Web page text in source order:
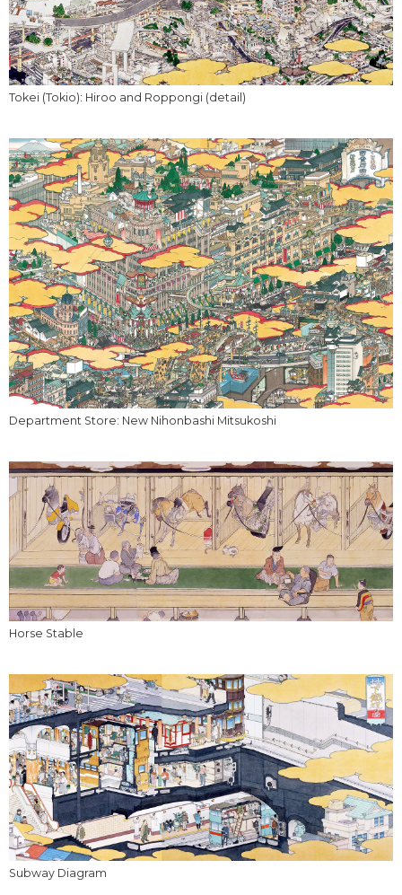
Tokei (Tokio): Hiroo and Roppongi (detail)
Department Store: New Nihonbashi Mitsukoshi
Horse Stable
Subway Diagram